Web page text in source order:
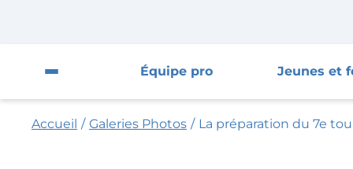
Ouvrir le menu du site
Équipe pro Jeunes et
Accueil / Galeries Photos / La préparation du 7e